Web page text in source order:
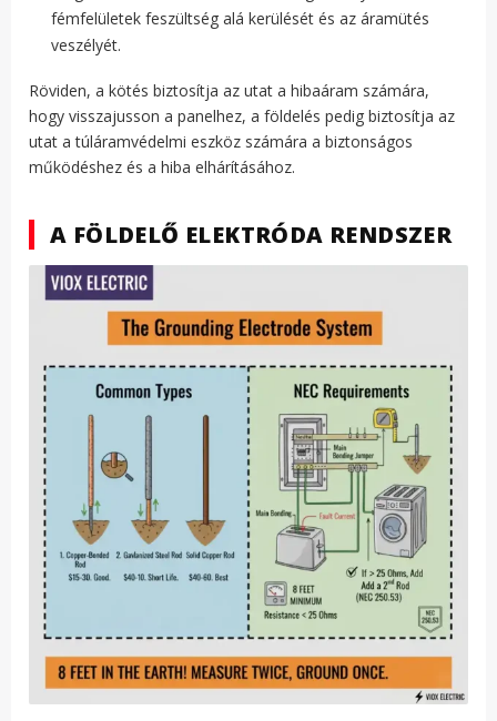
fémfelületek feszültség alá kerülését és az áramütés
veszélyét.
Röviden, a kötés biztosítja az utat a hibaáram számára,
hogy visszajusson a panelhez, a földelés pedig biztosítja az
utat a túláramvédelmi eszköz számára a biztonságos
működéshez és a hiba elhárításához.
A FÖLDELŐ ELEKTRÓDA RENDSZER